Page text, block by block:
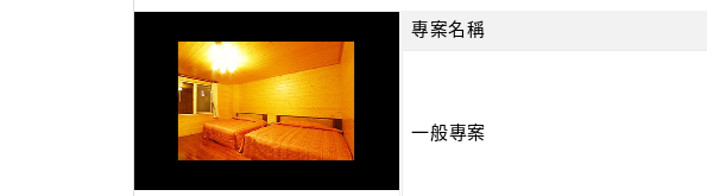
專案名稱
一般專案